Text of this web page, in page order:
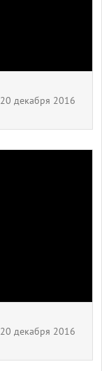
20 декабря 2016
20 декабря 2016